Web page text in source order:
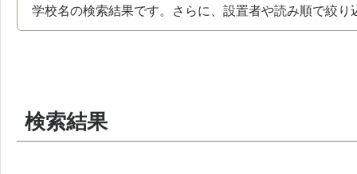
学校名の検索結果です。さらに、設置者や読み順で絞り
検索結果